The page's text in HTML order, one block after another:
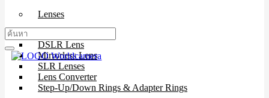
Lenses
DSLR Lens
Mirrorless Lens
SLR Lenses
Lens Converter
Step-Up/Down Rings & Adapter Rings